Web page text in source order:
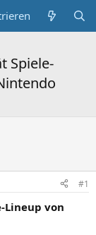
Spiele-
#1
Lineup von